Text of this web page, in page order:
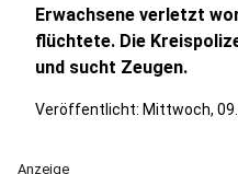
Erwachsene verletzt
flüchtete. Die
und sucht Zeugen.
Veröffentlicht: Mittwoch,
Anzeige